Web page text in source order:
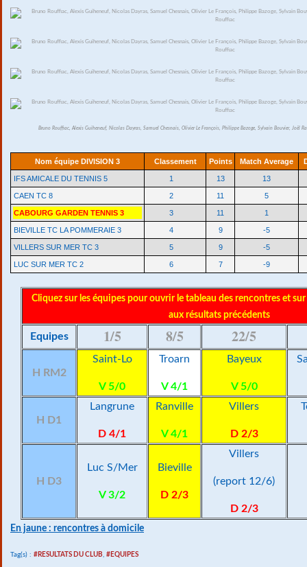
Bruno Rouffiac, Alexis Guiheneuf, Nicolas Dayras, Samuel Chesnais, Olivier Le François, Philippe Bazoge, Sylvain Bouvier, Joël
Nom équipe DIVISION 3 Classement Points Match Average
IFS AMICALE DU TENNIS 5 1 13 13
CAEN TC 8 2 11 5
CABOURG GARDEN TENNIS 3 3 11 1
BIEVILLE TC LA POMMERAIE 3 4 9 -5
VILLERS SUR MER TC 3 5 9 -5
LUC SUR MER TC 2 6 7 -9
Cliquez sur les équipes pour ouvrir le tableau des rencontres et
aux résultats précédents
Equipes 1/5 8/5 22/5
H RM2
Saint-Lo
V 5/0
Troarn
V 4/1
Bayeux
V 5/0
H D1
Langrune
D 4/1
Ranville
V 4/1
Villers
D 2/3
H D3
Luc S/Mer
V 3/2
Bieville
D 2/3
Villers
(report 12/6)
D 2/3
En jaune : rencontres à domicile
Tag(s) : #RESULTATS DU CLUB, #EQUIPES